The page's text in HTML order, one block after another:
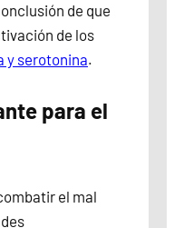
de que
de los
y serotonina.
para el
el mal